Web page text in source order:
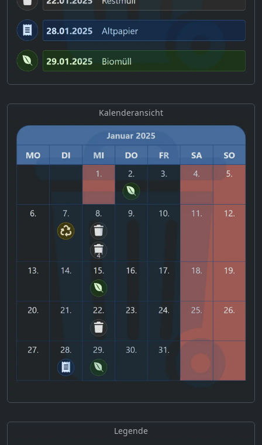
Kalenderansicht
Legende